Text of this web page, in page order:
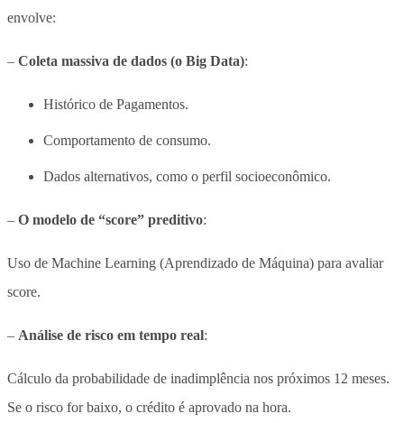
envolve:
– Coleta massiva de dados (o Big Data):
Histórico de Pagamentos.
Comportamento de consumo.
Dados alternativos, como o perfil socioeconômico.
– O modelo de “score” preditivo:
Uso de Machine Learning (Aprendizado de Máquina) para avaliar
score.
– Análise de risco em tempo real:
Cálculo da probabilidade de inadimplência nos próximos 12 meses.
Se o risco for baixo, o crédito é aprovado na hora.